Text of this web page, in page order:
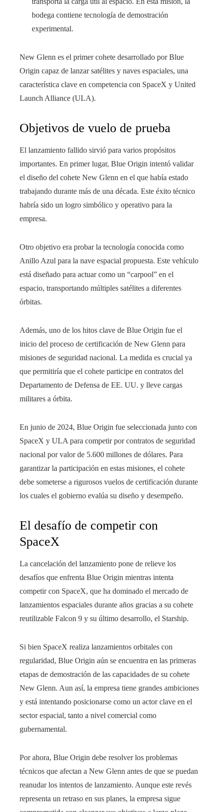
bodega contiene tecnología de demostración
experimental.
New Glenn es el primer cohete desarrollado por Blue
Origin capaz de lanzar satélites y naves espaciales, una
característica clave en competencia con SpaceX y United
Launch Alliance (ULA).
Objetivos de vuelo de prueba
El lanzamiento fallido sirvió para varios propósitos
importantes. En primer lugar, Blue Origin intentó validar
el diseño del cohete New Glenn en el que había estado
trabajando durante más de una década. Este éxito técnico
habría sido un logro simbólico y operativo para la
empresa.
Otro objetivo era probar la tecnología conocida como
Anillo Azul para la nave espacial propuesta. Este vehículo
está diseñado para actuar como un “carpool” en el
espacio, transportando múltiples satélites a diferentes
órbitas.
Además, uno de los hitos clave de Blue Origin fue el
inicio del proceso de certificación de New Glenn para
misiones de seguridad nacional. La medida es crucial ya
que permitiría que el cohete participe en contratos del
Departamento de Defensa de EE. UU. y lleve cargas
militares a órbita.
En junio de 2024, Blue Origin fue seleccionada junto con
SpaceX y ULA para competir por contratos de seguridad
nacional por valor de 5.600 millones de dólares. Para
garantizar la participación en estas misiones, el cohete
debe someterse a rigurosos vuelos de certificación durante
los cuales el gobierno evalúa su diseño y desempeño.
El desafío de competir con
SpaceX
La cancelación del lanzamiento pone de relieve los
desafíos que enfrenta Blue Origin mientras intenta
competir con SpaceX, que ha dominado el mercado de
lanzamientos espaciales durante años gracias a su cohete
reutilizable Falcon 9 y su último desarrollo, el Starship.
Si bien SpaceX realiza lanzamientos orbitales con
regularidad, Blue Origin aún se encuentra en las primeras
etapas de demostración de las capacidades de su cohete
New Glenn. Aun así, la empresa tiene grandes ambiciones
y está intentando posicionarse como un actor clave en el
sector espacial, tanto a nivel comercial como
gubernamental.
Por ahora, Blue Origin debe resolver los problemas
técnicos que afectan a New Glenn antes de que se puedan
reanudar los intentos de lanzamiento. Aunque este revés
representa un retraso en sus planes, la empresa sigue